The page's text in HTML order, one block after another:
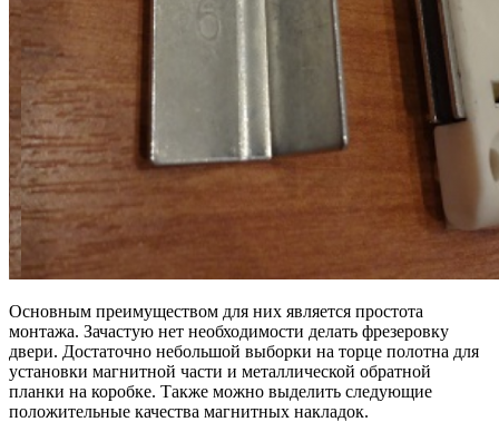
Основным преимуществом для них является простота
монтажа. Зачастую нет необходимости делать фрезеровку
двери. Достаточно небольшой выборки на торце полотна для
установки магнитной части и металлической обратной
планки на коробке. Также можно выделить следующие
положительные качества магнитных накладок.